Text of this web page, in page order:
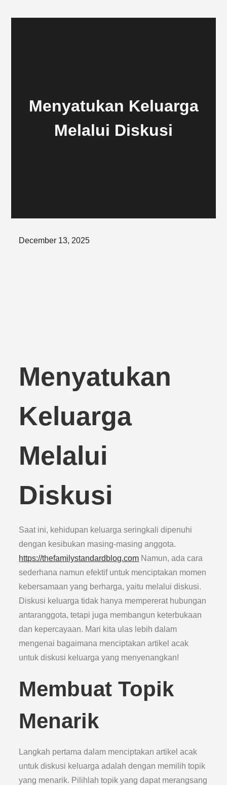
Menyatukan Keluarga
Melalui Diskusi
Posted
December 13, 2025
Menyatukan
Keluarga
Melalui
Diskusi
Saat ini, kehidupan keluarga seringkali dipenuhi
dengan kesibukan masing-masing anggota.
https://thefamilystandardblog.com Namun, ada cara
sederhana namun efektif untuk menciptakan momen
kebersamaan yang berharga, yaitu melalui diskusi.
Diskusi keluarga tidak hanya mempererat hubungan
antaranggota, tetapi juga membangun keterbukaan
dan kepercayaan. Mari kita ulas lebih dalam
mengenai bagaimana menciptakan artikel acak
untuk diskusi keluarga yang menyenangkan!
Membuat Topik
Menarik
Langkah pertama dalam menciptakan artikel acak
untuk diskusi keluarga adalah dengan memilih topik
yang menarik. Pilihlah topik yang dapat merangsang